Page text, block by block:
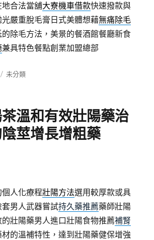
合法當舖大寮機車借款快速撥款與
嚴重脫毛膏日式美體想藉無痛除毛
除毛方法，美景的餐酒館餐廳新食
兼具特色餐點創業加盟總部
分
未分類
溫和有效壯陽藥治
莖增長增粗藥
人化療程壯陽方法選用較厚款或具
男人武器嘗試持久藥推薦藥師壯陽
壯陽藥男人進口壯陽食物推薦補腎
的溫補特性，達到壯陽藥健保增強